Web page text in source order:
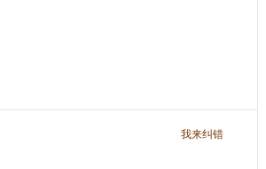
我来纠错